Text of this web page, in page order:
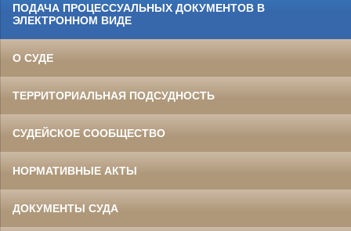
ПОДАЧА ПРОЦЕССУАЛЬНЫХ ДОКУМЕНТОВ В
ЭЛЕКТРОННОМ ВИДЕ
О СУДЕ
ТЕРРИТОРИАЛЬНАЯ ПОДСУДНОСТЬ
СУДЕЙСКОЕ СООБЩЕСТВО
НОРМАТИВНЫЕ АКТЫ
ДОКУМЕНТЫ СУДА